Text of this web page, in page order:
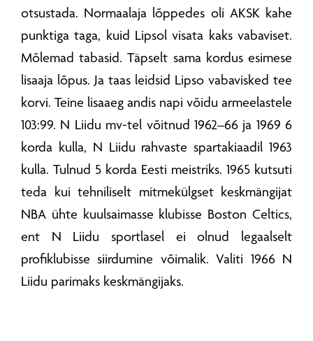
otsustada. Normaalaja lõppedes oli AKSK kahe
punktiga taga, kuid Lipsol visata kaks vabaviset.
Mõlemad tabasid. Täpselt sama kordus esimese
lisaaja lõpus. Ja taas leidsid Lipso vabavisked tee
korvi. Teine lisaaeg andis napi võidu armeelastele
103:99. N Liidu mv-tel võitnud 1962–66 ja 1969 6
korda kulla, N Liidu rahvaste spartakiaadil 1963
kulla. Tulnud 5 korda Eesti meistriks. 1965 kutsuti
teda kui tehniliselt mitmekülgset keskmängijat
NBA ühte kuulsaimasse klubisse Boston Celtics,
ent N Liidu sportlasel ei olnud legaalselt
profiklubisse siirdumine võimalik. Valiti 1966 N
Liidu parimaks keskmängijaks.